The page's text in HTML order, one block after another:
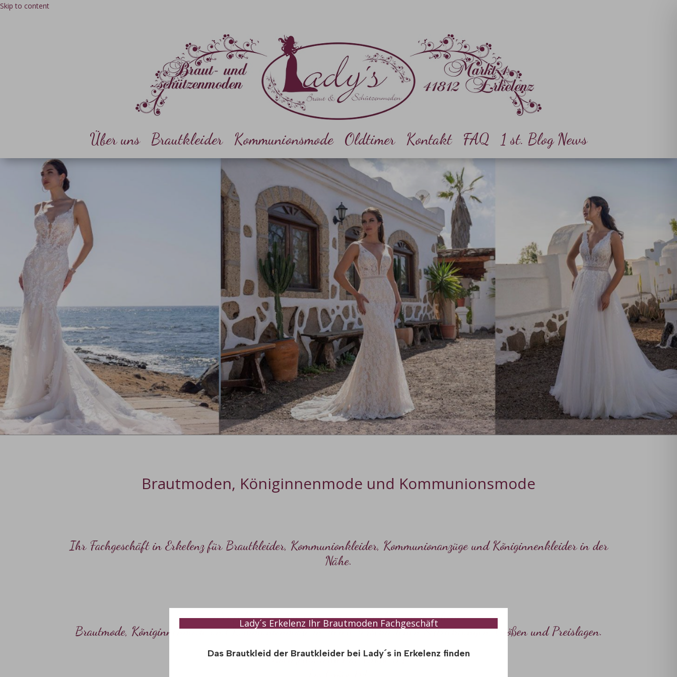
Skip to content
Über uns Brautkleider Kommunionsmode Oldtimer Kontakt FAQ 1 st. Blog News
Brautmoden, Königinnenmode und Kommunionsmode
Ihr Fachgeschäft in Erkelenz für Brautkleider, Kommunionkleider, Kommunionanzügeund Königinnenkleider in der
Nähe.
Wir führen für Sie eine große Auswahl wunderschöner
Brautmode, Königinnenmode undKommunionmodein vielen verschiedenen Stilrichtungen, Größen und Preislagen.
Hochzeitskleider ab Größe.34
Lady´s Erkelenz Ihr Brautmoden Fachgeschäft
​Das Brautkleid der Brautkleider bei Lady´s in Erkelenz finden